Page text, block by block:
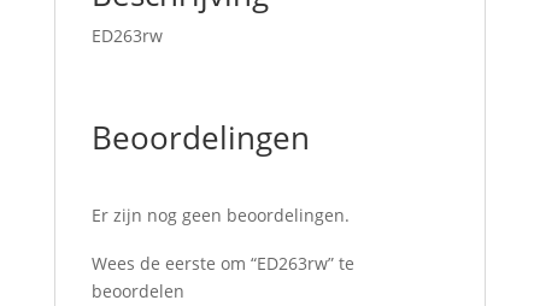
ED263rw
Beoordelingen
Er zijn nog geen beoordelingen.
Wees de eerste om “ED263rw” te
beoordelen